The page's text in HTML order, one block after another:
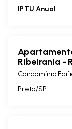
IPTU Anual
Ribeirania -
Condomínio
Preto/SP